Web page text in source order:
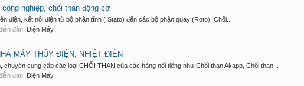
nghiệp, chổi than động cơ
điện, kết nối điện từ bộ phận tĩnh ( Stato) đến các bộ phận quay (Roto). Chổi...
đàn: Điện Máy
MÁY THỦY ĐIỆN, NHIỆT ĐIỆN
cung cấp các loại CHỔI THAN của các hãng nổi tiếng như Chổi than Akapp, Chổi than...
đàn: Điện Máy